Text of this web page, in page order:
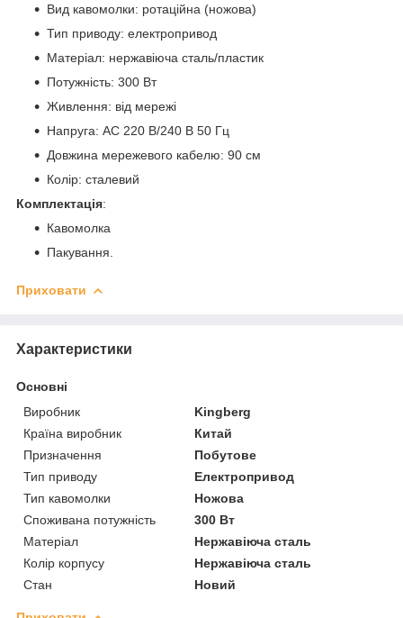
Вид кавомолки: ротаційна (ножова)
Тип приводу: електропривод
Матеріал: нержавіюча сталь/пластик
Потужність: 300 Вт
Живлення: від мережі
Напруга: AC 220 В/240 В 50 Гц
Довжина мережевого кабелю: 90 см
Колір: сталевий
Комплектація:
Кавомолка
Пакування.
Приховати
Характеристики
Основні
Виробник
Kingberg
Країна виробник
Китай
Призначення
Побутове
Тип приводу
Електропривод
Тип кавомолки
Ножова
Споживана потужність
300 Вт
Матеріал
Нержавіюча сталь
Колір корпусу
Нержавіюча сталь
Стан
Новий